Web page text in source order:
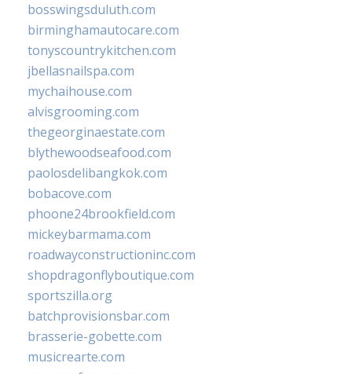
bosswingsduluth.com
birminghamautocare.com
tonyscountrykitchen.com
jbellasnailspa.com
mychaihouse.com
alvisgrooming.com
thegeorginaestate.com
blythewoodseafood.com
paolosdelibangkok.com
bobacove.com
phoone24brookfield.com
mickeybarmama.com
roadwayconstructioninc.com
shopdragonflyboutique.com
sportszilla.org
batchprovisionsbar.com
brasserie-gobette.com
musicrearte.com